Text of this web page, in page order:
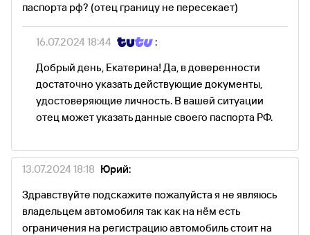
паспорта рф? (отец границу не пересекает)
16.07.2024 18:44
:
Добрый день, Екатерина! Да, в доверенности
достаточно указать действующие документы,
удостоверяющие личность. В вашей ситуации
отец может указать данные своего паспорта РФ.
13.07.2024 18:18 Юрий:
Здравствуйте подскажите пожалуйста я не являюсь
владельцем автомобиля так как на нём есть
ограничения на регистрацию автомобиль стоит на